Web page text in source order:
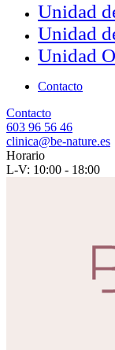
Unidad
Unidad
Unidad
Contacto
Contacto
603 96 56 46
clinica@be-nature.es
Horario
L-V: 10:00 - 18:00